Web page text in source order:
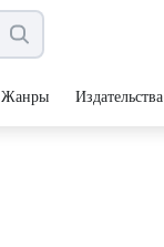
Жанры Издательства